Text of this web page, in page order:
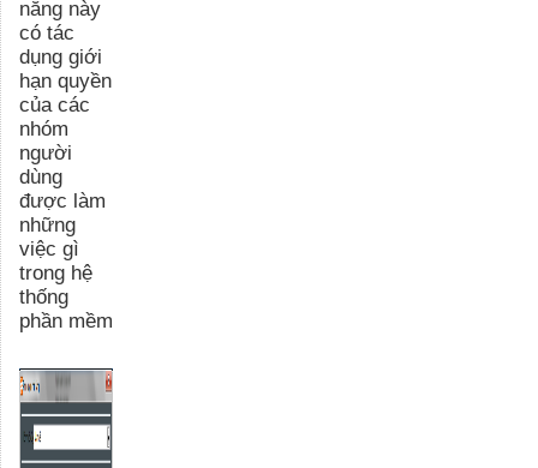
năng này
có tác
dụng giới
hạn quyền
của các
nhóm
người
dùng
được làm
những
việc gì
trong hệ
thống
phần mềm